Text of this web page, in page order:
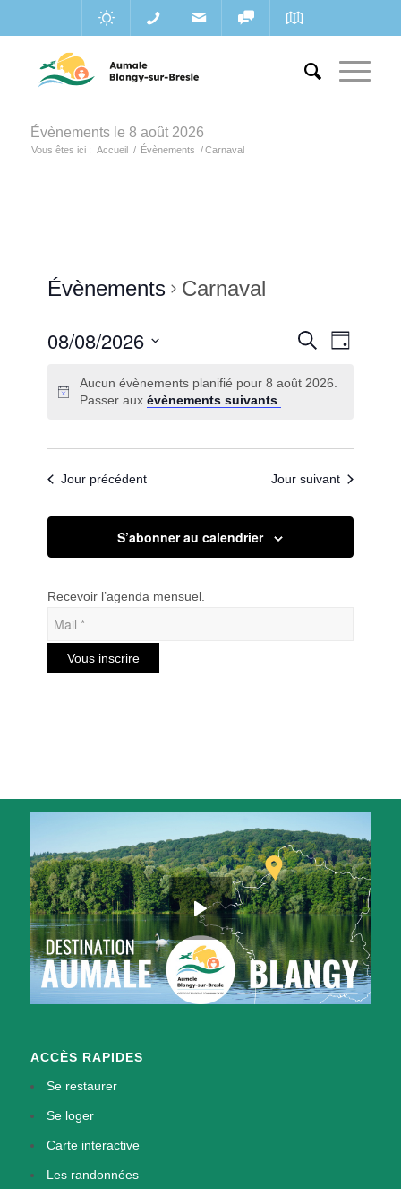
Évènements le 8 août 2026
Vous êtes ici : Accueil / Évènements / Carnaval
Évènements Carnaval
vues
Recherche
de
Jour
08/08/2026
une
Aucun évènements planifié pour 8 août 2026.
Passer auxévènements suivants
Jour précédent Jour suivant
S’abonner au calendrier
Recevoir l’agenda mensuel.
ACCÈS RAPIDES
Se restaurer
Se loger
Carte interactive
Les randonnées